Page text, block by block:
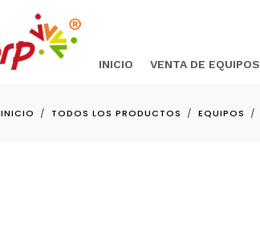
INICIO VENTA DE EQUIPOS
INICIO TODOS LOS PRODUCTOS EQUIPOS